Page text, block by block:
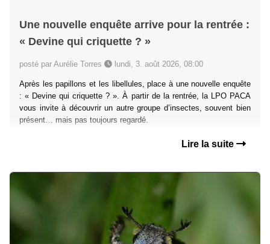
Une nouvelle enquête arrive pour la rentrée :
« Devine qui criquette ? »
posté par Aurélie Torres lundi, 3. août 2026, 08:00
Après les papillons et les libellules, place à une nouvelle enquête
: « Devine qui criquette ? ». À partir de la rentrée, la LPO PACA
vous invite à découvrir un autre groupe d’insectes, souvent bien
présent… mais pas toujours regardé.
Lire la suite